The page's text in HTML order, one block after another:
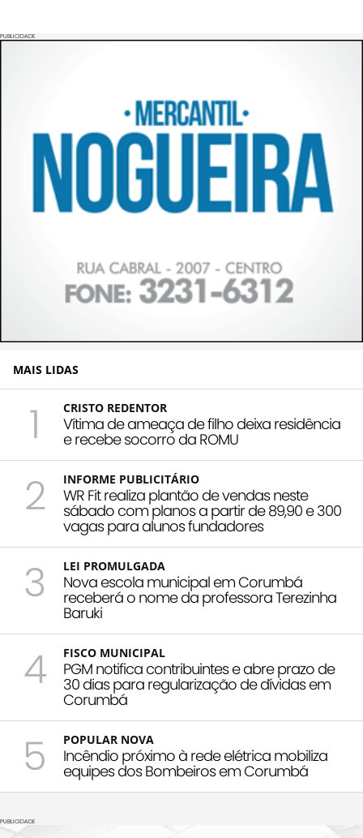
PUBLICIDADE
MAIS LIDAS
1 CRISTO REDENTOR
Vítima de ameaça de filho deixa residência
e recebe socorro da ROMU
2 INFORME PUBLICITÁRIO
WR Fit realiza plantão de vendas neste
sábado com planos a partir de 89,90 e 300
vagas para alunos fundadores
3 LEI PROMULGADA
Nova escola municipal em Corumbá
receberá o nome da professora Terezinha
Baruki
4 FISCO MUNICIPAL
PGM notifica contribuintes e abre prazo de
30 dias para regularização de dívidas em
Corumbá
5 POPULAR NOVA
Incêndio próximo à rede elétrica mobiliza
equipes dos Bombeiros em Corumbá
PUBLICIDADE